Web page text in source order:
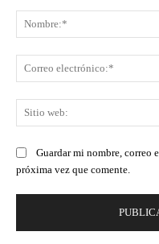
Guardar mi nombre, correo
próxima vez que comente.